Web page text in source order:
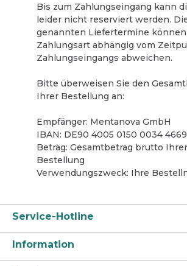
Bis zum Zahlungseingang kann
leider nicht reserviert werden.
genannten Liefertermine
Zahlungsart abhängig vom
Zahlungseingangs abweichen.
Bitte überweisen Sie den
Ihrer Bestellung an:
Empfänger: Mentanova GmbH
IBAN: DE90 4005 0150 0034
Betrag: Gesamtbetrag brutto Ihrer
Bestellung
Verwendungszweck: Ihre
Service-Hotline
Information